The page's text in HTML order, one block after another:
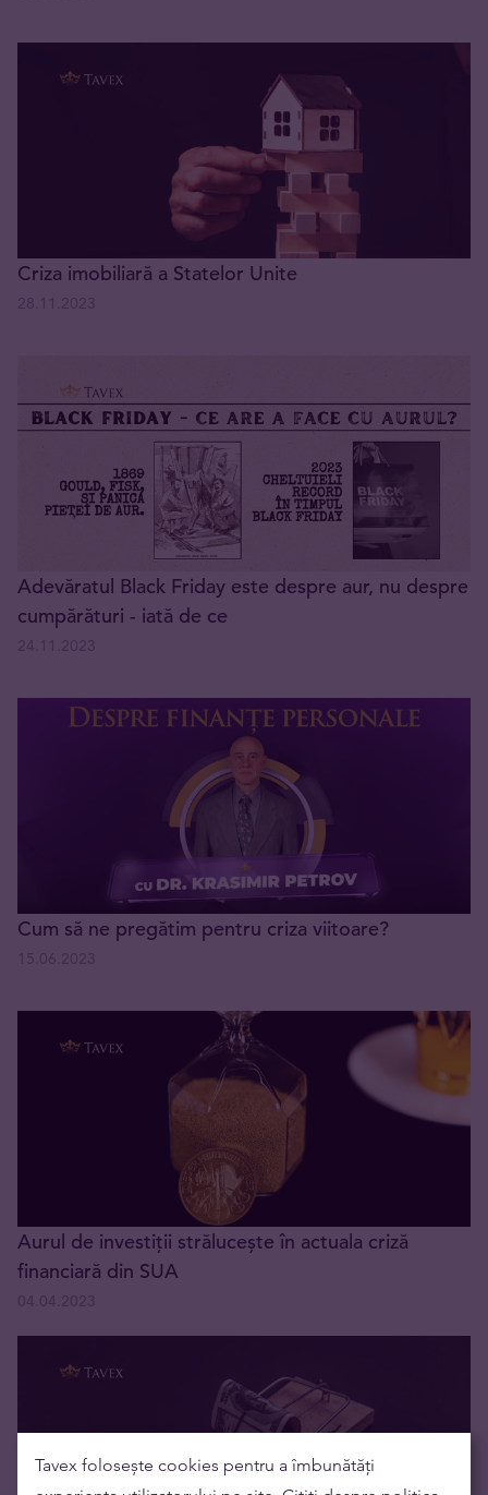
Criza imobiliară a Statelor Unite
Adevăratul Black Friday este despre aur, nu despre
cumpărături - iată de ce
Cum să ne pregătim pentru criza viitoare?
Aurul de investiții strălucește în actuala criză
financiară din SUA
Tavex folosește cookies pentru a îmbunătăți